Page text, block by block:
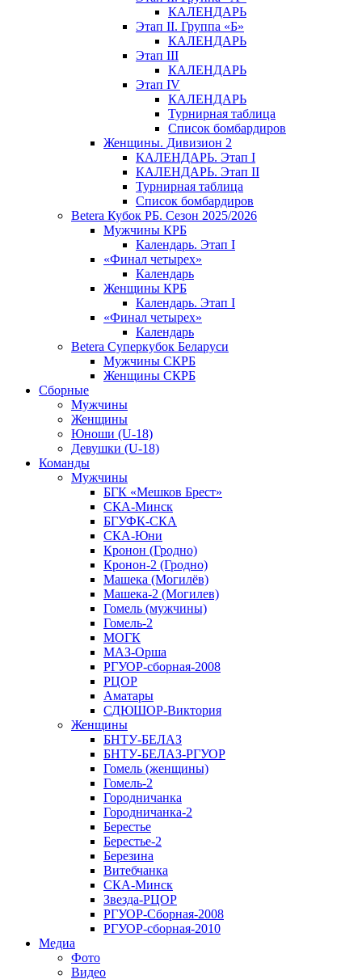
КАЛЕНДАРЬ
Этап II. Группа «Б»
КАЛЕНДАРЬ
Этап III
КАЛЕНДАРЬ
Этап IV
КАЛЕНДАРЬ
Турнирная таблица
Список бомбардиров
Женщины. Дивизион 2
КАЛЕНДАРЬ. Этап I
КАЛЕНДАРЬ. Этап II
Турнирная таблица
Список бомбардиров
Betera Кубок РБ. Сезон 2025/2026
Мужчины КРБ
Календарь. Этап I
«Финал четырех»
Календарь
Женщины КРБ
Календарь. Этап I
«Финал четырех»
Календарь
Betera Суперкубок Беларуси
Мужчины СКРБ
Женщины СКРБ
Сборные
Мужчины
Женщины
Юноши (U-18)
Девушки (U-18)
Команды
Мужчины
БГК «Мешков Брест»
СКА-Минск
БГУФК-СКА
СКА-Юни
Кронон (Гродно)
Кронон-2 (Гродно)
Машека (Могилёв)
Машека-2 (Могилев)
Гомель (мужчины)
Гомель-2
МОГК
МАЗ-Орша
РГУОР-сборная-2008
РЦОР
Аматары
СДЮШОР-Виктория
Женщины
БНТУ-БЕЛАЗ
БНТУ-БЕЛАЗ-РГУОР
Гомель (женщины)
Гомель-2
Городничанка
Городничанка-2
Берестье
Берестье-2
Березина
Витебчанка
СКА-Минск
Звезда-РЦОР
РГУОР-Сборная-2008
РГУОР-сборная-2010
Медиа
Фото
Видео